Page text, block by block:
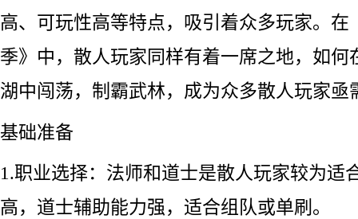
高、可玩性高等特点，吸引着众多玩家。在
季》中，散人玩家同样有着一席之地，如何
湖中闯荡，制霸武林，成为众多散人玩家亟
基础准备
1.职业选择：法师和道士是散人玩家较为适
高，道士辅助能力强，适合组队或单刷。